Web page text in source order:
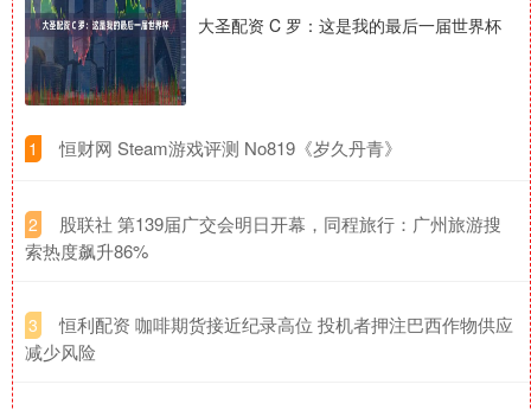
大圣配资 C 罗：这是我的最后一届世界杯
1 ​恒财网 Steam游戏评测 No819《岁久丹青》
2
​股联社 第139届广交会明日开幕，同程旅行：广州旅游搜
索热度飙升86%
3
​恒利配资 咖啡期货接近纪录高位 投机者押注巴西作物供应
减少风险